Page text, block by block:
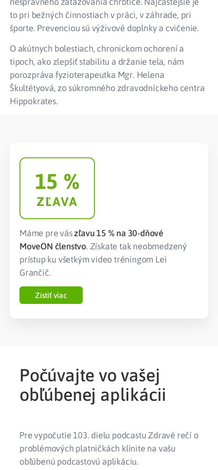
to pri bežných činnostiach v práci, v záhrade, pri
športe. Prevenciou sú výživové doplnky a cvičenie.
O akútnych bolestiach, chronickom ochorení a
tipoch, ako zlepšiť stabilitu a držanie tela, nám
porozpráva fyzioterapeutka Mgr. Helena
Škultétyová, zo súkromného zdravodníckeho centra
Hippokrates.
ZĽAVA
15 %
Máme pre vászľavu 15 % na 30-dňové
MoveON členstvo. Získate tak neobmedzený
prístup ku všetkým video tréningom Lei
Grančič.
Zistiť viac
Počúvajte vo vašej
obľúbenej aplikácii
Pre vypočutie 103. dielu podcastu Zdravé rečí o
problémových platničkách klinite na vašu
obľúbenú podcastovú aplikáciu.